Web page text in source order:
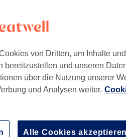
von Dritten, um Inhalte
bereitzustellen und unseren
über die Nutzung unserer
und Analysen weiter.
Alle Cookies akzeptieren